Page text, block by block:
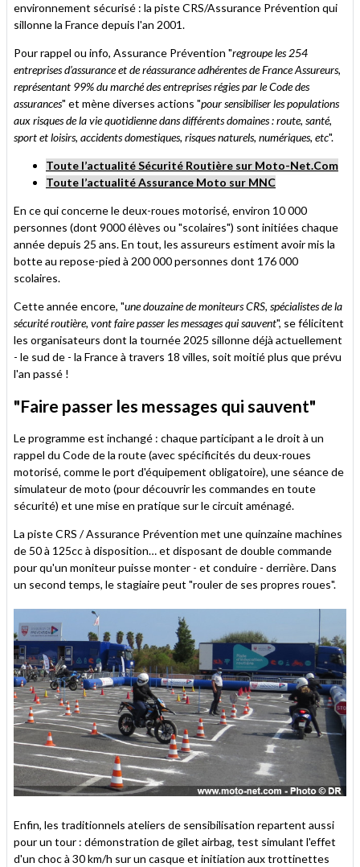
environnement sécurisé : la piste CRS/Assurance Prévention qui
sillonne la France depuis l'an 2001.
Pour rappel ou info, Assurance Prévention "regroupe les 254
entreprises d’assurance et de réassurance adhérentes de France Assureurs,
représentant 99% du marché des entreprises régies par le Code des
assurances" et mène diverses actions "pour sensibiliser les populations
aux risques de la vie quotidienne dans différents domaines : route, santé,
sport et loisirs, accidents domestiques, risques naturels, numériques, etc".
Toute l’actualité Sécurité Routière sur Moto-Net.Com
Toute l’actualité Assurance Moto sur MNC
En ce qui concerne le deux-roues motorisé, environ 10 000
personnes (dont 9000 élèves ou "scolaires") sont initiées chaque
année depuis 25 ans. En tout, les assureurs estiment avoir mis la
botte au repose-pied à 200 000 personnes dont 176 000
scolaires.
Cette année encore, "une douzaine de moniteurs CRS, spécialistes de la
sécurité routière, vont faire passer les messages qui sauvent", se félicitent
les organisateurs dont la tournée 2025 sillonne déjà actuellement
- le sud de - la France à travers 18 villes, soit moitié plus que prévu
l'an passé !
"Faire passer les messages qui sauvent"
Le programme est inchangé : chaque participant a le droit à un
rappel du Code de la route (avec spécificités du deux-roues
motorisé, comme le port d'équipement obligatoire), une séance de
simulateur de moto (pour découvrir les commandes en toute
sécurité) et une mise en pratique sur le circuit aménagé.
La piste CRS / Assurance Prévention met une quinzaine machines
de 50 à 125cc à disposition… et disposant de double commande
pour qu'un moniteur puisse monter - et conduire - derrière. Dans
un second temps, le stagiaire peut "rouler de ses propres roues".
Enfin, les traditionnels ateliers de sensibilisation repartent aussi
pour un tour : démonstration de gilet airbag, test simulant l'effet
d'un choc à 30 km/h sur un casque et initiation aux trottinettes